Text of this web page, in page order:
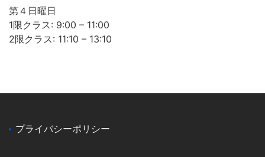
第４日曜日
1限クラス: 9:00 – 11:00
2限クラス: 11:10 – 13:10
プライバシーポリシー